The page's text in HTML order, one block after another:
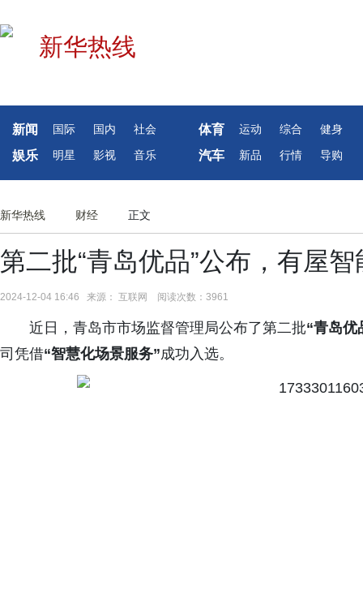
新闻 国际 国内 社会 体育 运动 综合 健身
娱乐 明星 影视 音乐 汽车 新品 行情 导购
新华热线 财经 正文
第二批“青岛优品”公布，有屋
2024-12-04 16:46 来源： 互联网 阅读次数：3961
近日，青岛市市场监督管理局公布了第二批“青岛优
司凭借“智慧化场景服务”成功入选。